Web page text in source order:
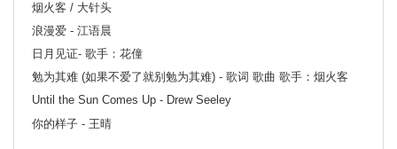
烟火客 / 大针头
浪漫爱 - 江语晨
日月见证- 歌手：花僮
勉为其难 (如果不爱了就别勉为其难) - 歌词 歌曲 歌手：烟火客
Until the Sun Comes Up - Drew Seeley
你的样子 - 王晴